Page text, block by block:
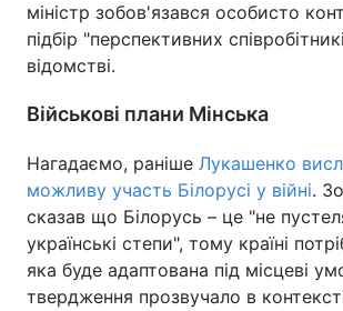
міністр зобов'язався особисто
підбір "перспективних
відомстві.
Військові плани Мінська
Нагадаємо, раніше Лукашенко
можливу участь Білорусі у війні.
сказав що Білорусь – це "не
українські степи", тому країні
яка буде адаптована під місцеві
твердження прозвучало в